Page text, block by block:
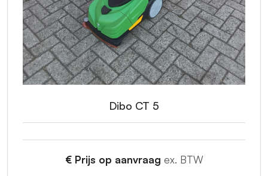
Dibo CT 5
€ Prijs op aanvraag ex. BTW